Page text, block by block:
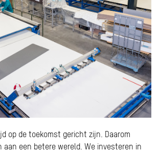
op de toekomst gericht zijn. Daarom
aan een betere wereld. We investeren in